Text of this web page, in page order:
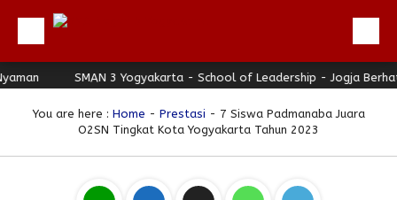
Beranda
Profil
SMAN 3 Yogyakarta - School of Leadership - Jogja Berhati
You are here : Home - Prestasi - 7 Siswa Padmanaba Juara
O2SN Tingkat Kota Yogyakarta Tahun 2023